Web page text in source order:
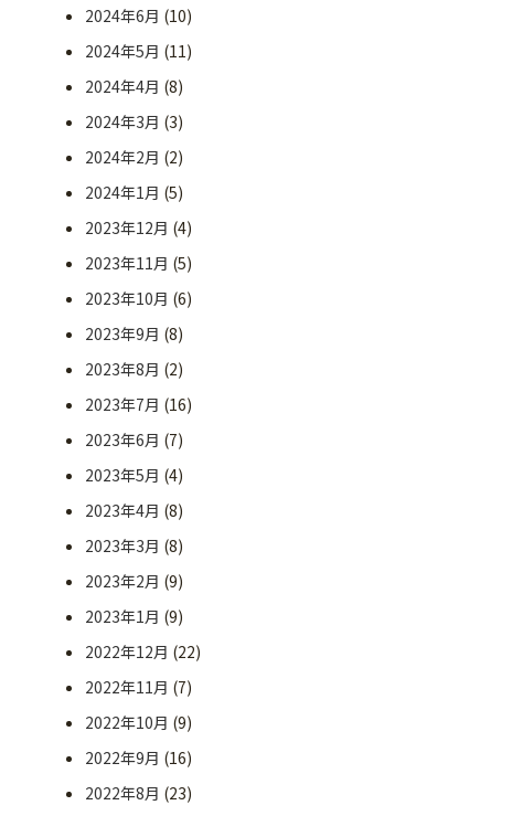
2024年6月 (10)
2024年5月 (11)
2024年4月 (8)
2024年3月 (3)
2024年2月 (2)
2024年1月 (5)
2023年12月 (4)
2023年11月 (5)
2023年10月 (6)
2023年9月 (8)
2023年8月 (2)
2023年7月 (16)
2023年6月 (7)
2023年5月 (4)
2023年4月 (8)
2023年3月 (8)
2023年2月 (9)
2023年1月 (9)
2022年12月 (22)
2022年11月 (7)
2022年10月 (9)
2022年9月 (16)
2022年8月 (23)